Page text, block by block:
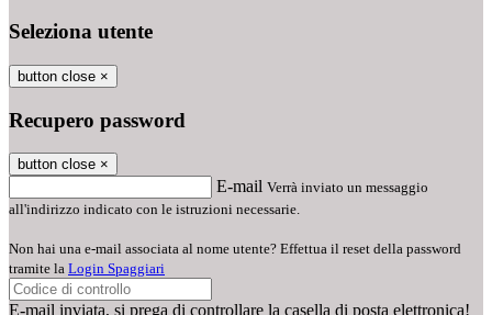
Seleziona utente
button close ×
Recupero password
button close ×
E-mail Verrà inviato un messaggio
all'indirizzo indicato con le istruzioni necessarie.
Non hai una e-mail associata al nome utente? Effettua il reset della password
tramite la Login Spaggiari
E-mail inviata, si prega di controllare la casella di posta elettronica!